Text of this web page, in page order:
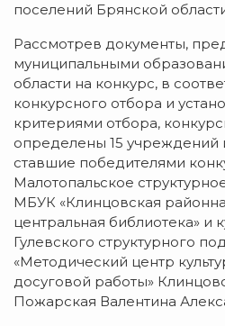
поселений Брянской
Рассмотрев документы,
муниципальными
области на конкурс, в
конкурсного отбора и
критериями отбора,
определены 15 учреждений
ставшие победителями
Малотопальское
МБУК «Клинцовская
центральная библиотека» и
Гулевского структурного
«Методический центр
досуговой работы»
Пожарская Валентина